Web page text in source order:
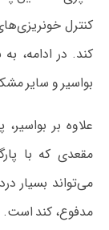
کنترل
کند. در ادامه،
بواسیر و سایر
علاوه بر
مقعدی که با
می‌تواند بسیار